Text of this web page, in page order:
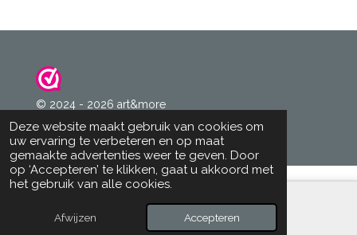
Deze website maakt gebruik van cookies om
uw ervaring te verbeteren en op maat
gemaakte advertenties weer te geven. Door
op ‘Accepteren’ te klikken, gaat u akkoord met
het gebruik van alle cookies.
Afwijzen Accepteren
© 2024 - 2026 art&more
Powered by JouwWeb
E-mailadres